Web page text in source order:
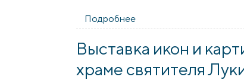
Подробнее
Выставка икон и
храме святителя